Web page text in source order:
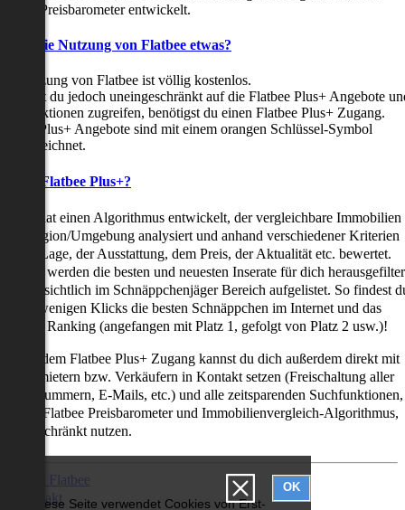
Diese Seite verwendet Cookies von Erst-
OK
Preisbarometer entwickelt.
die Nutzung von Flatbee etwas?
Nutzung von Flatbee ist völlig kostenlos.
du jedoch uneingeschränkt auf die Flatbee Plus+ Angebote
zugreifen, benötigst du einen Flatbee Plus+ Zugang.
Plus+ Angebote sind mit einem orangen Schlüssel-Symbol
ist Flatbee Plus+?
hat einen Algorithmus entwickelt, der vergleichbare Immobilien
Region/Umgebung analysiert und anhand verschiedener Kriterien
der Lage, der Ausstattung, dem Preis, der Aktualität etc. bewertet.
werden die besten und neuesten Inserate für dich
übersichtlich im Schnäppchenjäger Bereich aufgelistet. So findest
nur wenigen Klicks die besten Schnäppchen im Internet und das
als Ranking (angefangen mit Platz 1, gefolgt von Platz 2 usw.)!
mit dem Flatbee Plus+ Zugang kannst du dich außerdem direkt mit
Vermietern bzw. Verkäufern in Kontakt setzen (Freischaltung aller
E-Mails, etc.) und alle zeitsparenden Suchfunktionen,
den Flatbee Preisbarometer und Immobilienvergleich-Algorithmus,
nutzen.
Über Flatbee
Kontakt